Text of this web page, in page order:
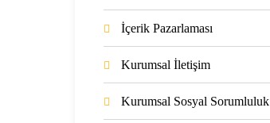
İçerik Pazarlaması
Kurumsal İletişim
Kurumsal Sosyal Sorumluluk